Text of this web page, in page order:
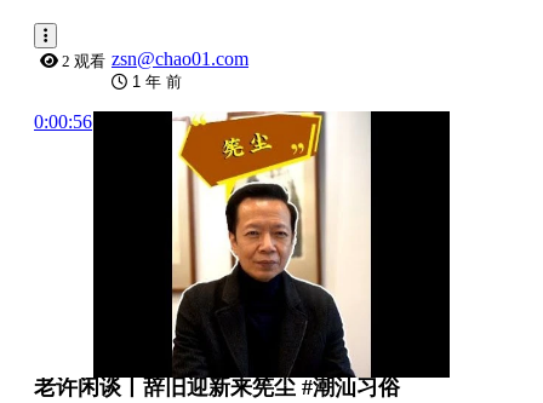
2 观看 zsn@chao01.com
1 年 前
0:00:56
老许闲谈丨辞旧迎新来筅尘 #潮汕习俗